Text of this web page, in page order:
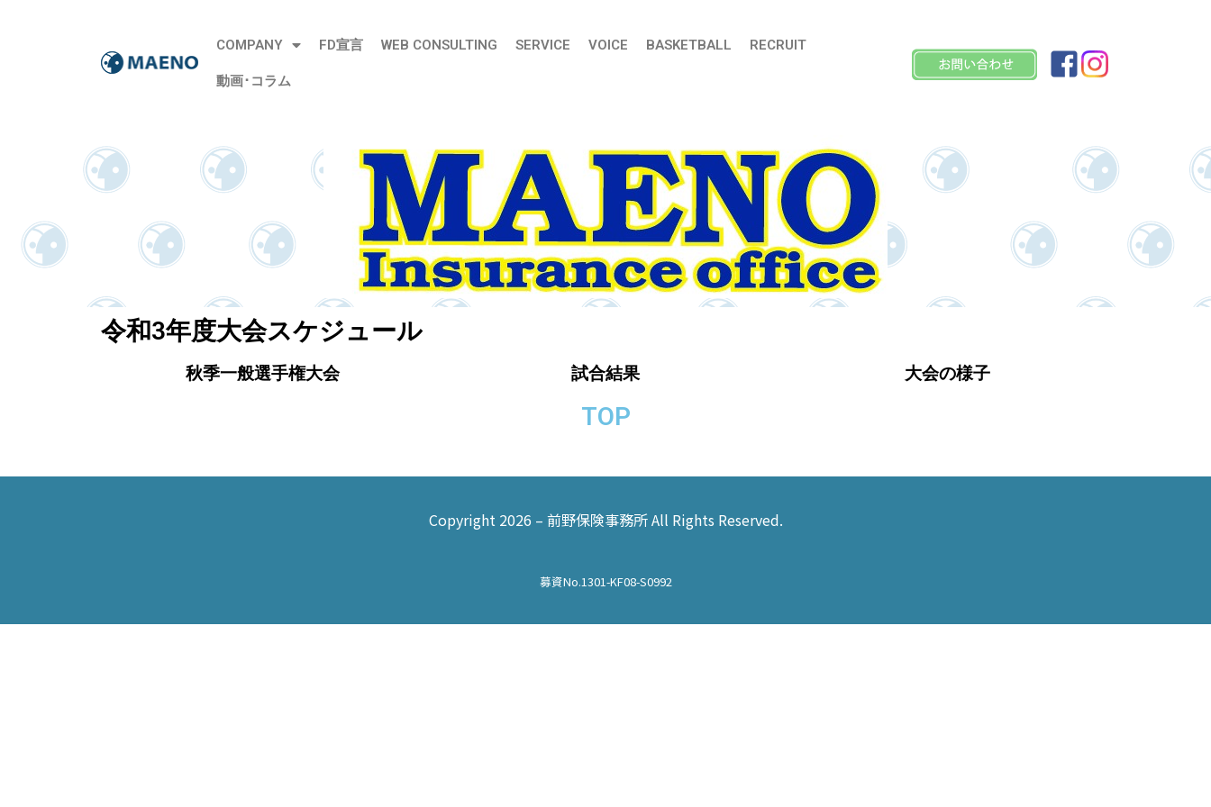
COMPANY FD宣言 WEB CONSULTING SERVICE VOICE BASKETBALL RECRUIT
動画･コラム
令和3年度大会スケジュール
秋季一般選手権大会 試合結果 大会の様子
TOP
Copyright 2026 – 前野保険事務所 All Rights Reserved.
募資No.1301-KF08-S0992